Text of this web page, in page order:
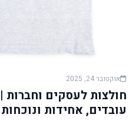
אוקטובר 24, 2025
חולצות לעסקים וחברות
עובדים, אחידות